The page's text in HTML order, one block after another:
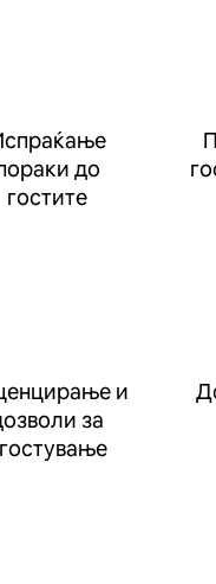
до
гостите
и
за